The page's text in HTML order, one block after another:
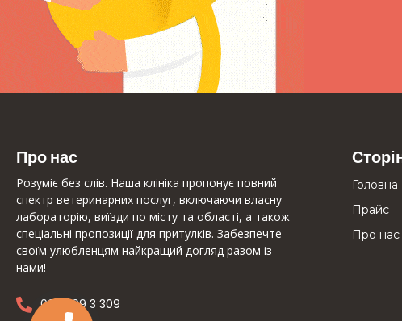
Про нас
Розуміє без слів. Наша клініка пропонує повний
спектр ветеринарних послуг, включаючи власну
лабораторію, виїзди по місту та області, а також
спеціальні пропозиції для притулків. Забезпечте
своїм улюбленцям найкращий догляд разом із
нами!
097 309 3 309
Головна
Прайс
Про нас